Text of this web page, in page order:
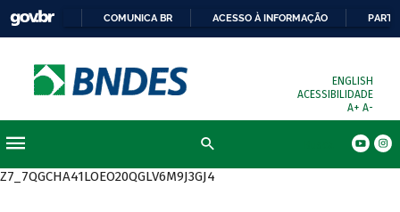
COMUNICA BR ACESSO À INFORMAÇÃO
ENGLISH
ACESSIBILIDADE
A+ A-
Z7_7QGCHA41LOEO20QGLV6M9J3GJ4